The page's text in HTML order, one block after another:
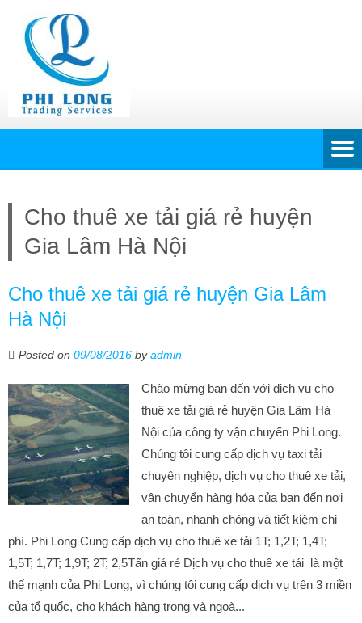
Cho thuê xe tải giá rẻ huyện
Gia Lâm Hà Nội
Cho thuê xe tải giá rẻ huyện Gia Lâm
Hà Nội
Posted on 09/08/2016 byadmin
Chào mừng bạn đến với dịch vụ cho
thuê xe tải giá rẻ huyện Gia Lâm Hà
Nội của công ty vận chuyển Phi Long.
Chúng tôi cung cấp dịch vụ taxi tải
chuyên nghiệp, dịch vụ cho thuê xe tải,
vận chuyển hàng hóa của bạn đến nơi
an toàn, nhanh chóng và tiết kiệm chi
phí. Phi Long Cung cấp dịch vụ cho thuê xe tải 1T; 1,2T; 1,4T;
1,5T; 1,7T; 1,9T; 2T; 2,5Tấn giá rẻ Dịch vụ cho thuê xe tải là một
thế mạnh của Phi Long, vì chúng tôi cung cấp dịch vụ trên 3 miền
của tổ quốc, cho khách hàng trong và ngoà...